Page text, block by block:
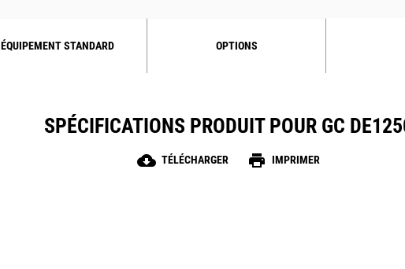
ÉQUIPEMENT STANDARD OPTIONS
SPÉCIFICATIONS PRODUIT POUR GC
cloud_download TÉLÉCHARGER print IMPRIMER